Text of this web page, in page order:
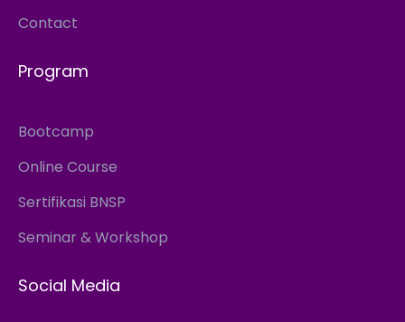
Contact
Program
Bootcamp
Online Course
Sertifikasi BNSP
Seminar & Workshop
Social Media